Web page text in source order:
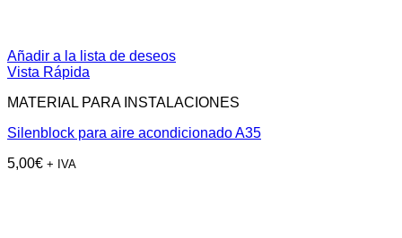
Añadir a la lista de deseos
Vista Rápida
MATERIAL PARA INSTALACIONES
Silenblock para aire acondicionado A35
5,00€ + IVA